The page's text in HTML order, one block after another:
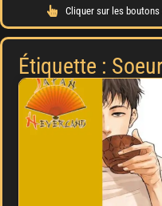
Cliquer sur les
Étiquette : Soeur